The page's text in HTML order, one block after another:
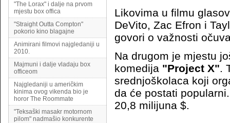
"The Lorax" i dalje na prvom
mjestu box offica
"Straight Outta Compton"
pokorio kino blagajne
Animirani filmovi najgledaniji u
2010.
Majmuni i dalje vladaju box
officeom
Najgledaniji u američkim
kinima ovog vikenda bio je
horor The Roommate
"Teksaški masakr motornom
pilom" nadmašio konkurente
Likovima u filmu
DeVito, Zac Efron i
govori o važnosti
Na drugom je mjestu
komedija "Project X".
srednjoškolaca koji
da će postati
20,8 milijuna $.